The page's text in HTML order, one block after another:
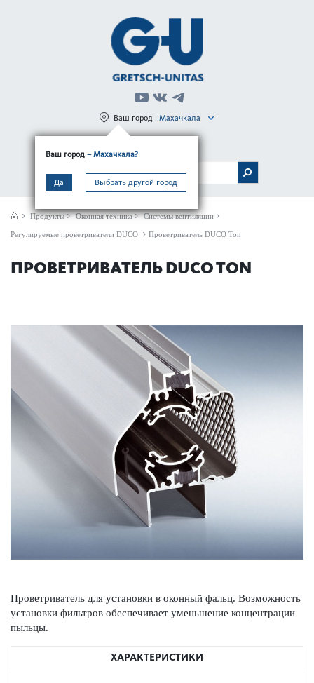
Ваш город – Махачкала?
Да Выбрать другой город
Ваш город Махачкала
МЕНЮ
Продукты Оконная техника Системы вентиляции
Регулируемые проветриватели DUCO Проветриватель DUCO Ton
ПРОВЕТРИВАТЕЛЬ DUCO TON
Проветр­иватель для установки в оконный фальц. Возможность
установки фильтров обеспечивает уменьшение концентрации
пыльцы.
ХАРАКТЕРИСТИКИ